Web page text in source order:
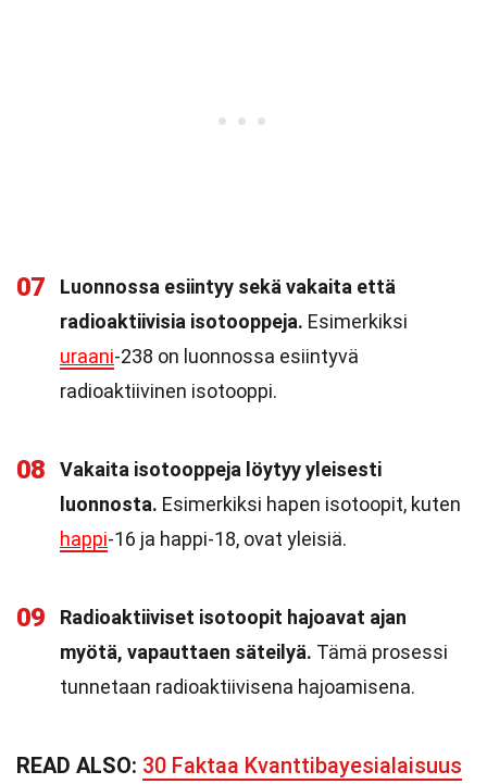
07
Luonnossa esiintyy sekä vakaita että
radioaktiivisia isotooppeja. Esimerkiksi
uraani-238 on luonnossa esiintyvä
radioaktiivinen isotooppi.
08
Vakaita isotooppeja löytyy yleisesti
luonnosta. Esimerkiksi hapen isotoopit, kuten
happi-16 ja happi-18, ovat yleisiä.
09
Radioaktiiviset isotoopit hajoavat ajan
myötä, vapauttaen säteilyä. Tämä prosessi
tunnetaan radioaktiivisena hajoamisena.
READ ALSO: 30 Faktaa Kvanttibayesialaisuus